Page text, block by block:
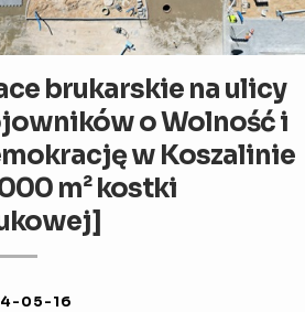
brukarskie na ulicy
o Wolność i
w Koszalinie
m² kostki
05-16